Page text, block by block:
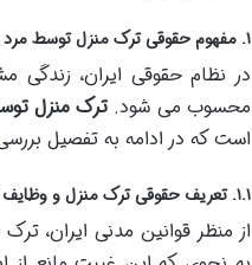
۱. مفهوم حقوقی ترک منزل توسط مرد و شرایط آن
در نظام حقوقی ایران، زندگی
محسوب می شود. ترک منزل
است که در ادامه به تفصیل
۱.۱. تعریف حقوقی ترک منزل و وظایف قانونی مرد
از منظر قوانین مدنی ایران،